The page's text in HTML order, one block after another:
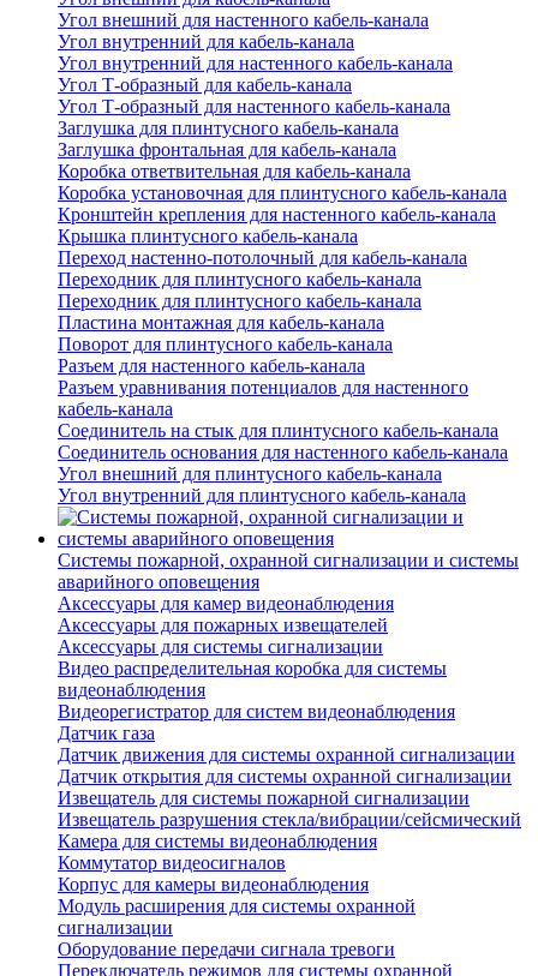
Угол внешний для настенного кабель-канала
Угол внутренний для кабель-канала
Угол внутренний для настенного кабель-канала
Угол Т-образный для кабель-канала
Угол Т-образный для настенного кабель-канала
Заглушка для плинтусного кабель-канала
Заглушка фронтальная для кабель-канала
Коробка ответвительная для кабель-канала
Коробка установочная для плинтусного кабель-канала
Кронштейн крепления для настенного кабель-канала
Крышка плинтусного кабель-канала
Переход настенно-потолочный для кабель-канала
Переходник для плинтусного кабель-канала
Переходник для плинтусного кабель-канала
Пластина монтажная для кабель-канала
Поворот для плинтусного кабель-канала
Разъем для настенного кабель-канала
Разъем уравнивания потенциалов для настенного
кабель-канала
Соединитель на стык для плинтусного кабель-канала
Соединитель основания для настенного кабель-канала
Угол внешний для плинтусного кабель-канала
Угол внутренний для плинтусного кабель-канала
Системы пожарной, охранной сигнализации и системы
аварийного оповещения
Аксессуары для камер видеонаблюдения
Аксессуары для пожарных извещателей
Аксессуары для системы сигнализации
Видео распределительная коробка для системы
видеонаблюдения
Видеорегистратор для систем видеонаблюдения
Датчик газа
Датчик движения для системы охранной сигнализации
Датчик открытия для системы охранной сигнализации
Извещатель для системы пожарной сигнализации
Извещатель разрушения стекла/вибрации/сейсмический
Камера для системы видеонаблюдения
Коммутатор видеосигналов
Корпус для камеры видеонаблюдения
Модуль расширения для системы охранной
сигнализации
Оборудование передачи сигнала тревоги
Переключатель режимов для системы охранной